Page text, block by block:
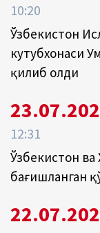
10:20
Ўзбекистон
кутубхонаси
қилиб олди
12:31
Ўзбекистон
бағишланган